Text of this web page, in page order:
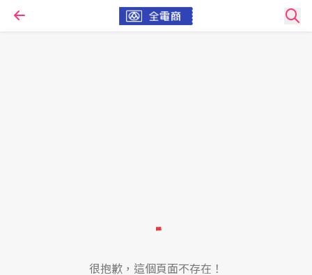
很抱歉，這個頁面不存在！